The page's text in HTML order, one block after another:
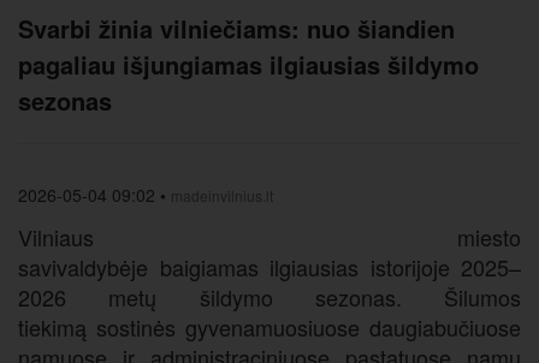
Svarbi žinia vilniečiams: nuo šiandien
pagaliau išjungiamas ilgiausias šildymo
sezonas
2026-05-04 09:02 • madeinvilnius.lt
Vilniaus miesto
savivaldybėje baigiamas ilgiausias istorijoje 2025–
2026 metų šildymo sezonas. Šilumos
tiekimą sostinės gyvenamuosiuose daugiabučiuose